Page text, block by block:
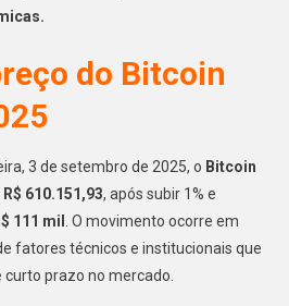
do Bitcoin
3 de setembro de 2025, o Bitcoin
R$ 610.151,93, após subir 1% e
111 mil . O movimento ocorre em
fatores técnicos e institucionais que
prazo no mercado.